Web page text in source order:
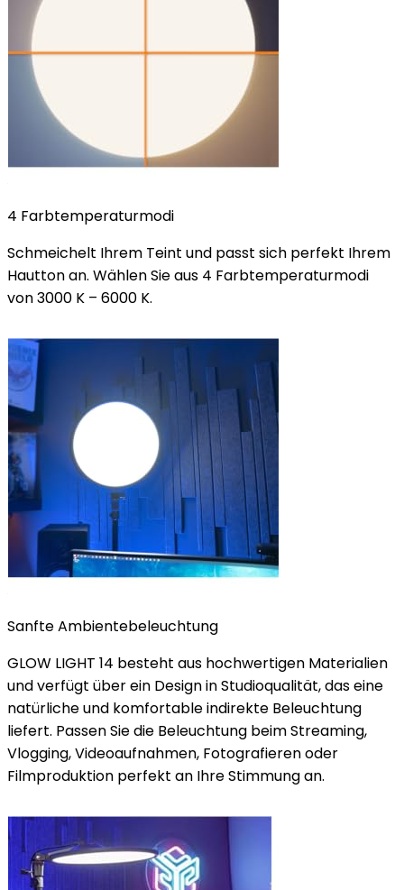
4 Farbtemperaturmodi
Schmeichelt Ihrem Teint und passt sich perfekt Ihrem
Hautton an. Wählen Sie aus 4 Farbtemperaturmodi
von 3000 K – 6000 K.
Sanfte Ambientebeleuchtung
GLOW LIGHT 14 besteht aus hochwertigen Materialien
und verfügt über ein Design in Studioqualität, das eine
natürliche und komfortable indirekte Beleuchtung
liefert. Passen Sie die Beleuchtung beim Streaming,
Vlogging, Videoaufnahmen, Fotografieren oder
Filmproduktion perfekt an Ihre Stimmung an.